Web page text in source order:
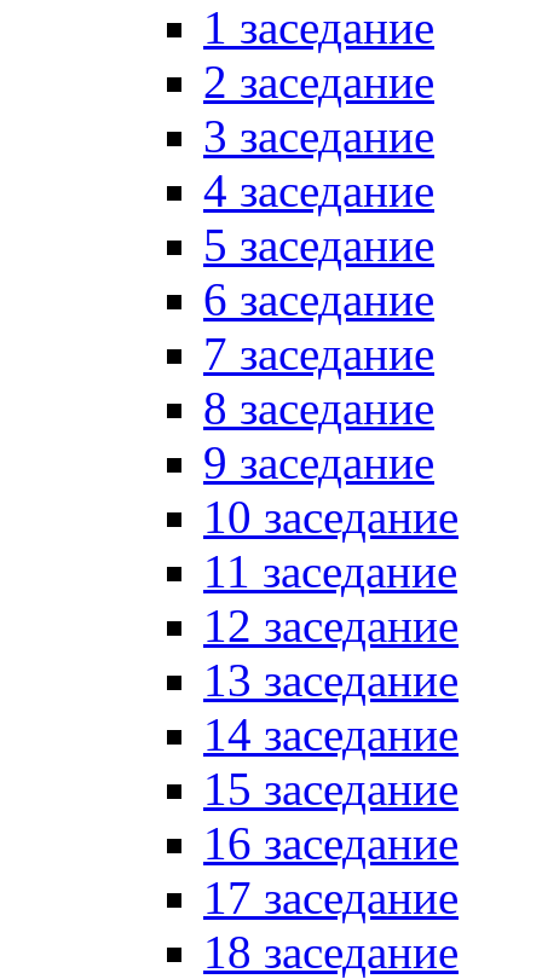
1 заседание
2 заседание
3 заседание
4 заседание
5 заседание
6 заседание
7 заседание
8 заседание
9 заседание
10 заседание
11 заседание
12 заседание
13 заседание
14 заседание
15 заседание
16 заседание
17 заседание
18 заседание